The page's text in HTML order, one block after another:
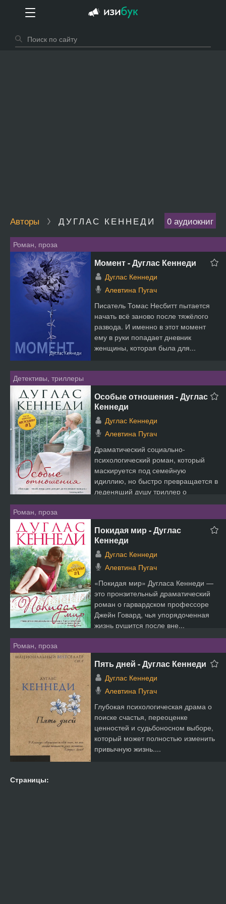
Авторы ДУГЛАС КЕННЕДИ 0 аудиокниг
Роман, проза
Момент - Дуглас Кеннеди
Дуглас Кеннеди
Алевтина Пугач
Писатель Томас Несбитт пытается
начать всё заново после тяжёлого
развода. И именно в этот момент
ему в руки попадает дневник
женщины, которая была для...
Детективы, триллеры
Особые отношения - Дуглас
Кеннеди
Дуглас Кеннеди
Алевтина Пугач
Драматический социально-
психологический роман, который
маскируется под семейную
идиллию, но быстро превращается в
леденящий душу триллер о
предательст...
Роман, проза
Покидая мир - Дуглас
Кеннеди
Дуглас Кеннеди
Алевтина Пугач
«Покидая мир» Дугласа Кеннеди —
это пронзительный драматический
роман о гарвардском профессоре
Джейн Говард, чья упорядоченная
жизнь рушится после вне...
Роман, проза
Пять дней - Дуглас Кеннеди
Дуглас Кеннеди
Алевтина Пугач
Глубокая психологическая драма о
поиске счастья, переоценке
ценностей и судьбоносном выборе,
который может полностью изменить
привычную жизнь....
Страницы: